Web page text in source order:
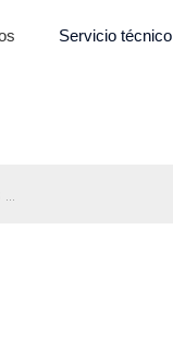
Servicio técnico